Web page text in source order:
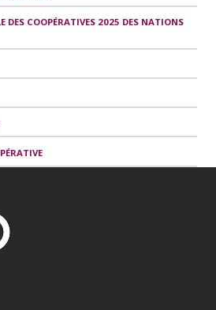
DES COOPÉRATIVES 2025 DES NATIONS